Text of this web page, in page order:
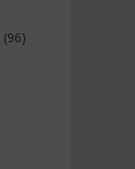
(96)